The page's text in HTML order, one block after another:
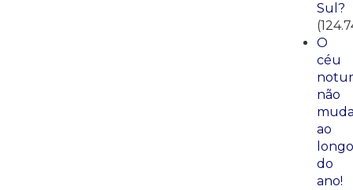
Sul?
O
céu
não
ao
longo
do
ano!